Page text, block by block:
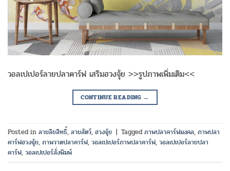
วอลเปเปอร์ลายปลาคาร์ฟ เสริมฮวงจุ้ย >>รูปภาพเพิ่มเติม<<
CONTINUE READING →
Posted in ลายลิขสิทธิ์, ลายสัตว์, ฮวงจุ้ย | Taggedภาพปลาคาร์ฟมงคล, ภาพปลา
คาร์ฟฮวงจุ้ย, ภาพวาดปลาคาร์ฟ, วอลเปเปอร์ภาพปลาคาร์ฟ, วอลเปเปอร์ลายปลา
คาร์ฟ, วอลเปเปอร์สั่งพิมพ์